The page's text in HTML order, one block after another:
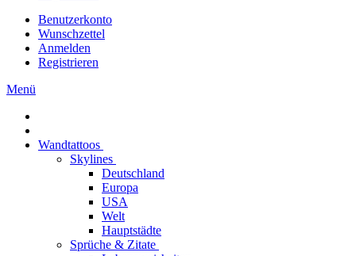
Benutzerkonto
Wunschzettel
Anmelden
Registrieren
Menü
Wandtattoos
Skylines
Deutschland
Europa
USA
Welt
Hauptstädte
Sprüche & Zitate